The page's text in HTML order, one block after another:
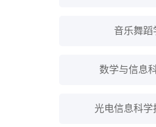
音乐舞蹈
数学与信息
光电信息科学